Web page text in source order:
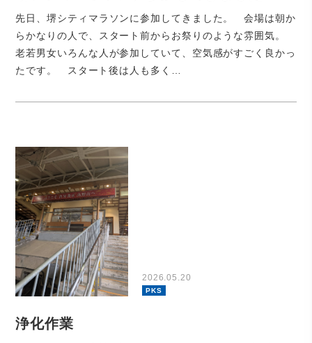
先日、堺シティマラソンに参加してきました。 会場は朝か
らかなりの人で、スタート前からお祭りのような雰囲気。
老若男女いろんな人が参加していて、空気感がすごく良かっ
たです。 スタート後は人も多く…
2026.05.20
PKS
浄化作業